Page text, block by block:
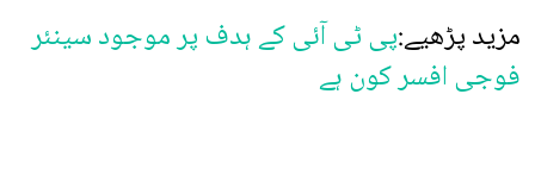
مزید پڑھیے:پی ٹی آئی کے ہدف پر موجود سینئر
فوجی افسر کون ہے